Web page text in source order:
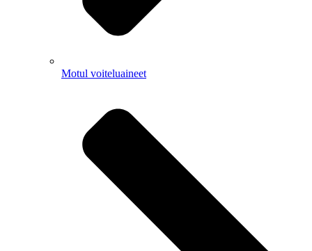
Motul voiteluaineet